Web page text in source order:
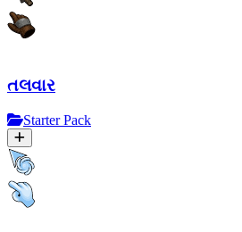
તલવાર
Starter Pack